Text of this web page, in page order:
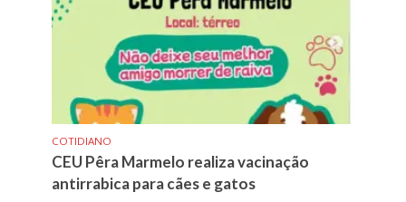
COTIDIANO
CEU Pêra Marmelo realiza vacinação
antirrabica para cães e gatos